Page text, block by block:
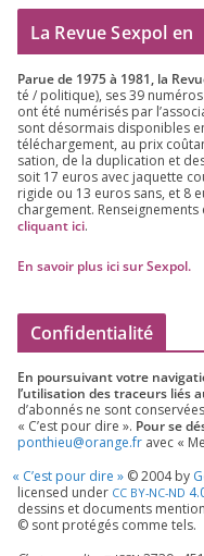
La Revue Sexpol en
Parue de 1975à 1981, la
té /​ poli­tique), ses39
ont été numé­ri­sés par
sont désor­mais dis­po­nibles
télé­char­ge­ment, au prix
sa­tion, de la dupli­ca­tion et
soit 17 euros avec jaquette
rigide ou 13 euros sans, et 8
char­ge­ment.
cli­quant ici.
En savoir plus ici sur Sexpol.
Confidentialité
En pour­sui­vant votre
l’utilisation des tra­ceurs liés
d’a­bon­nés ne sont
« C’est pour dire ». Pour se
ponthieu@​orange.​fr avec «
« C’est pour dire » ©2004by
licen­sed under CC BY-NC-ND 4.
des­sins et docu­ments
© sont pro­té­gés comme tels.